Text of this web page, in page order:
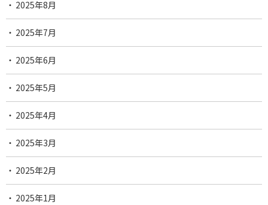
2025年8月
2025年7月
2025年6月
2025年5月
2025年4月
2025年3月
2025年2月
2025年1月